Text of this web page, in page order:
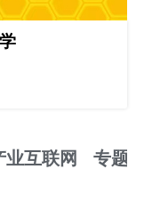
业互联网 专题